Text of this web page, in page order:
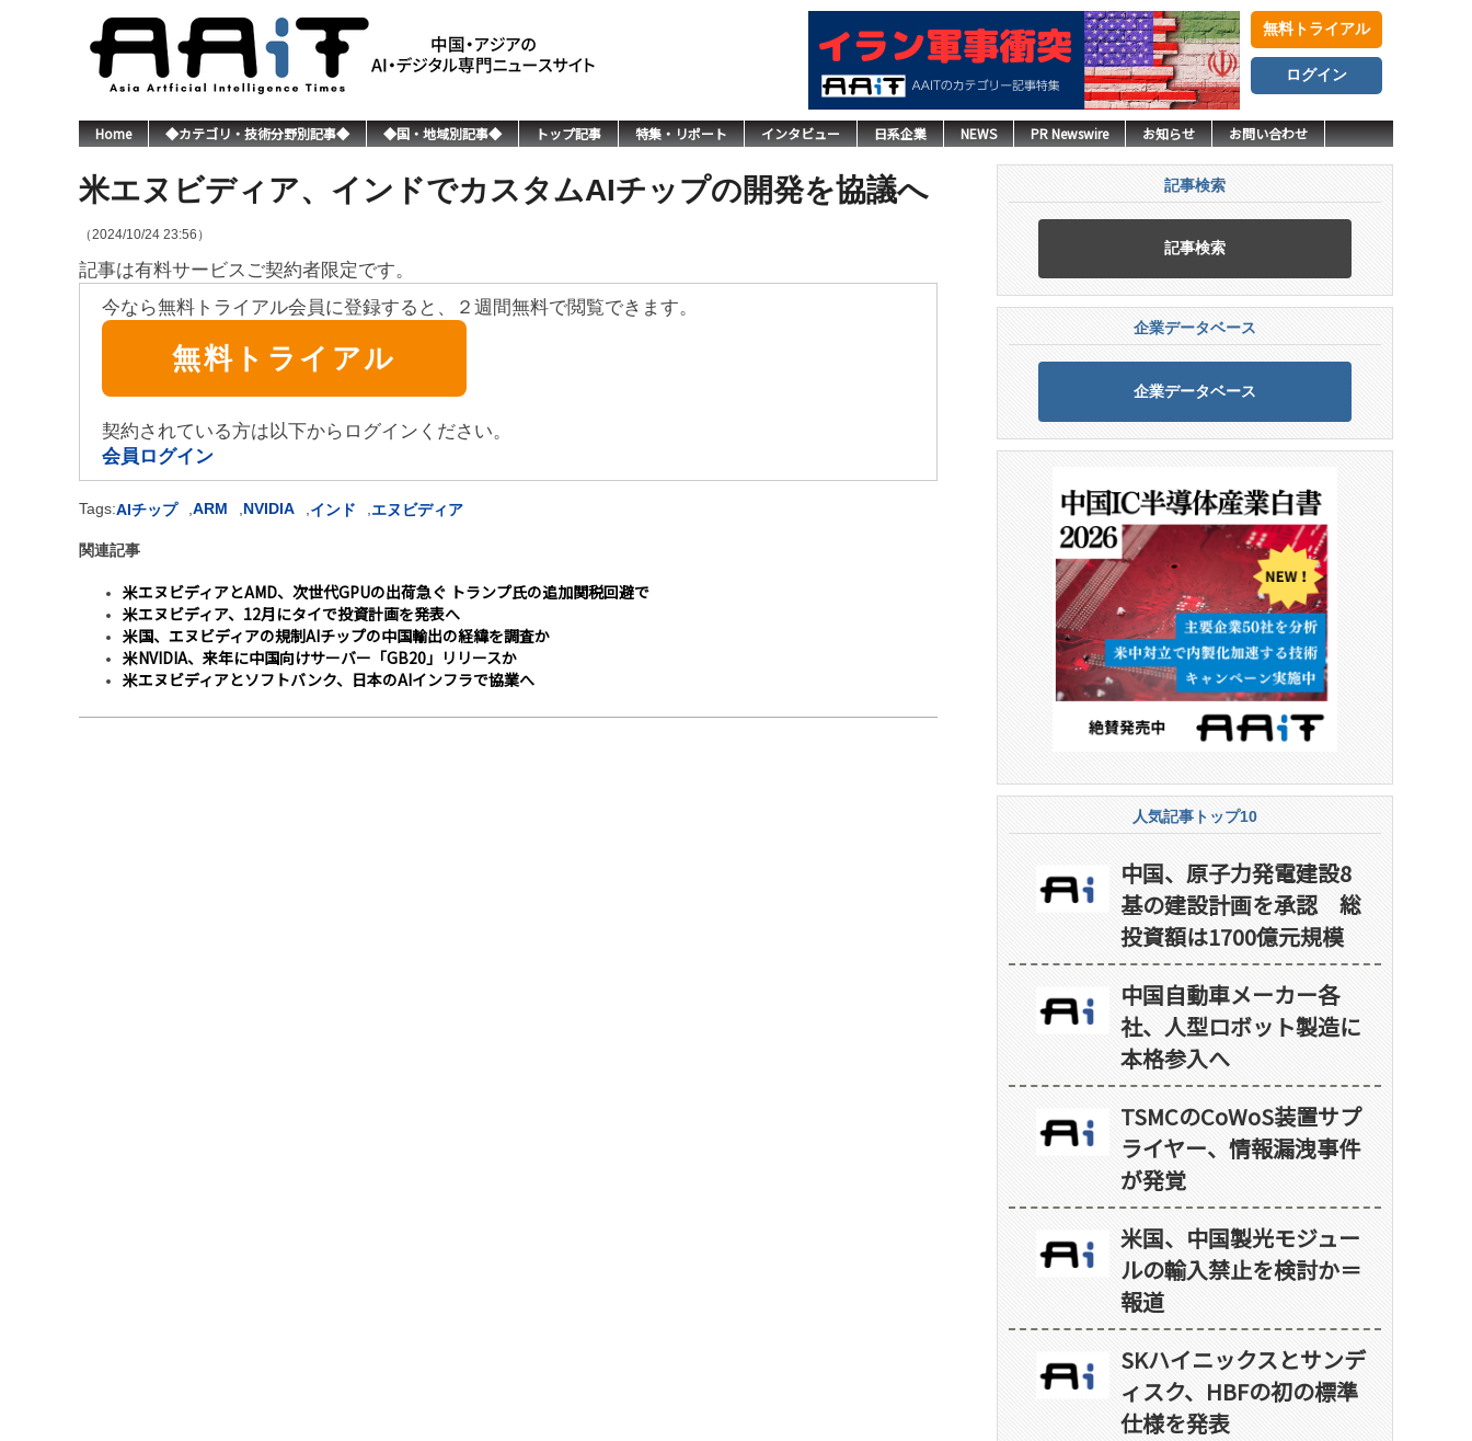
無料トライアル
ログイン
Home ◆カテゴリ・技術分野別記事◆ ◆国・地域別記事◆ トップ記事 特集・リポート インタビュー 日系企業 NEWS PR Newswire お知らせ お問い合わせ
米エヌビディア、インドでカスタムAIチップの開発を協議へ
（2024/10/24 23:56）
記事は有料サービスご契約者限定です。
今なら無料トライアル会員に登録すると、２週間無料で閲覧できます。
無料トライアル
契約されている方は以下からログインください。
会員ログイン
Tags:AIチップ ARM NVIDIA インド エヌビディア
関連記事
米エヌビディアとAMD、次世代GPUの出荷急ぐ トランプ氏の追加関税回避で
米エヌビディア、12月にタイで投資計画を発表へ
米国、エヌビディアの規制AIチップの中国輸出の経緯を調査か
米NVIDIA、来年に中国向けサーバー「GB20」リリースか
米エヌビディアとソフトバンク、日本のAIインフラで協業へ
記事検索
記事検索
企業データベース
企業データベース
人気記事トップ10
中国、原子力発電建設8
基の建設計画を承認 総
投資額は1700億元規模
中国自動車メーカー各
社、人型ロボット製造に
本格参入へ
TSMCのCoWoS装置サプ
ライヤー、情報漏洩事件
が発覚
米国、中国製光モジュー
ルの輸入禁止を検討か＝
報道
SKハイニックスとサンデ
ィスク、HBFの初の標準
仕様を発表